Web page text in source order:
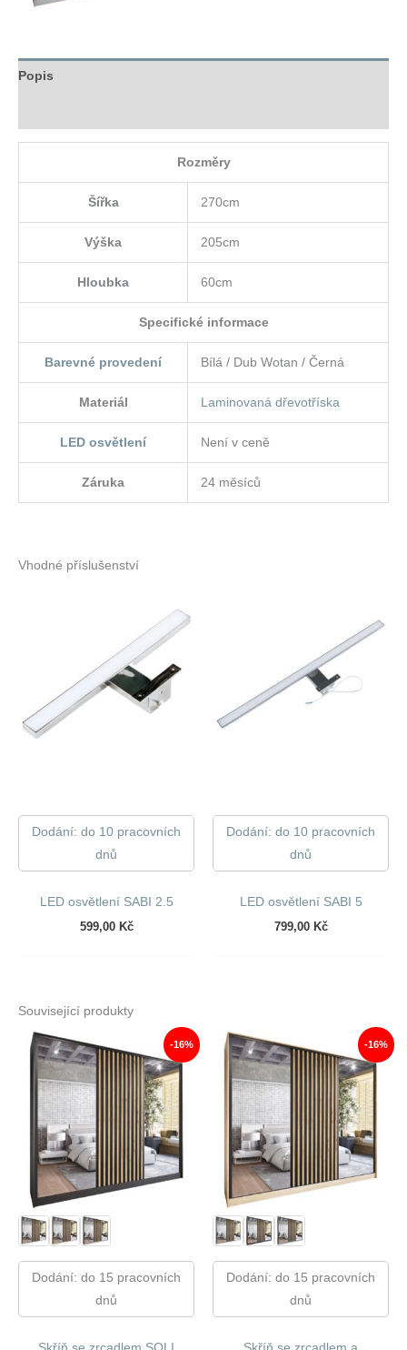
Popis
Rozměry
Šířka 270cm
Výška 205cm
Hloubka 60cm
Specifické informace
Barevné provedení Bílá / Dub Wotan / Černá
Materiál Laminovaná dřevotříska
LED osvětlení Není v ceně
Záruka 24 měsíců
Vhodné příslušenství
Dodání: do 10 pracovních
dnů
LED osvětlení SABI 2.5
599,00 Kč
Dodání: do 10 pracovních
dnů
LED osvětlení SABI 5
799,00 Kč
Související produkty
-16%
Dodání: do 15 pracovních
dnů
-16%
Dodání: do 15 pracovních
dnů